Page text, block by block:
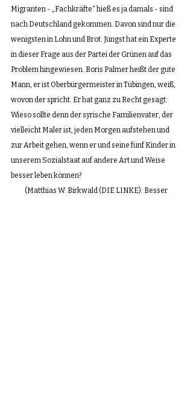
Migranten - „Fachkräfte“ hieß es ja damals - sind
nach Deutschland gekommen. Davon sind nur die
wenigsten in Lohn und Brot. Jüngst hat ein Experte
in dieser Frage aus der Partei der Grünen auf das
Problem hingewiesen. Boris Palmer heißt der gute
Mann, er ist Oberbürgermeister in Tübingen, weiß,
wovon der spricht. Er hat ganz zu Recht gesagt:
Wieso sollte denn der syrische Familienvater, der
vielleicht Maler ist, jeden Morgen aufstehen und
zur Arbeit gehen, wenn er und seine fünf Kinder in
unserem Sozialstaat auf andere Art und Weise
besser leben können?
(Matthias W. Birkwald (DIE LINKE): Besser